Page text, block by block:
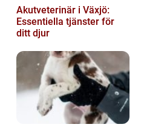
Akutveterinär i Växjö:
Essentiella tjänster för
ditt djur